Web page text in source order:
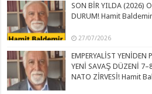
SON BİR YILDA (2026)
DURUM! Hamit Baldemir
27/07/2026
EMPERYALİST YENİDEN
YENİ SAVAŞ DÜZENİ
NATO ZİRVESİ! Hamit